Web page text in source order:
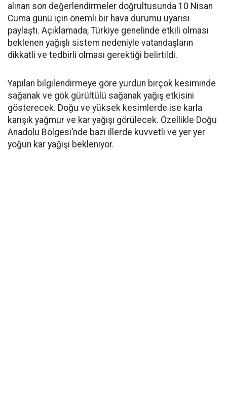
alınan son değerlendirmeler doğrultusunda 10 Nisan
Cuma günü için önemli bir hava durumu uyarısı
paylaştı. Açıklamada, Türkiye genelinde etkili olması
beklenen yağışlı sistem nedeniyle vatandaşların
dikkatli ve tedbirli olması gerektiği belirtildi.
Yapılan bilgilendirmeye göre yurdun birçok kesiminde
sağanak ve gök gürültülü sağanak yağış etkisini
gösterecek. Doğu ve yüksek kesimlerde ise karla
karışık yağmur ve kar yağışı görülecek. Özellikle Doğu
Anadolu Bölgesi’nde bazı illerde kuvvetli ve yer yer
yoğun kar yağışı bekleniyor.